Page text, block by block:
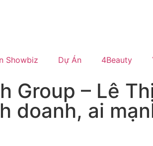
Showbiz Dự Án 4Beauty
Group – Lê
doanh, ai